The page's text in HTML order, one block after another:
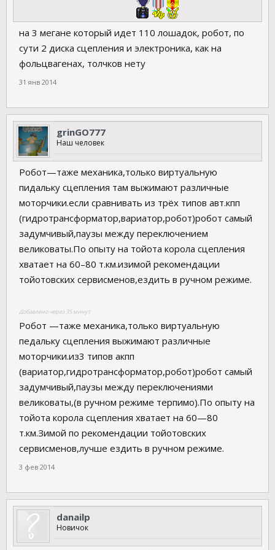
на 3 мегане который идет 110 лошадок, робот, по
сути 2 диска сцепления и электроника, как на
фольцвагенах, толчков нету
31 янв 2014
grinGO777
Наш человек
Робот—таже механика,только виртуальную
пидальку сцепления там выжимают различные
моторчики.если сравнивать из трёх типов авт.кпп
(гидротрансформатор,вариатор,робот)робот самый
задумчивый,паузы между переключением
великоваты.По опыту на тойота корола сцепления
хватает на 60–80 т.км.изимой рекомендации
тойотовских сервисменов,ездить в ручном режиме.
Добавлено через 35 минут
Робот —таже механика,только виртуальную
педальку сцепления выжимают различные
моторчики.из3 типов акпп
(вариатор,гидротрансформатор,робот)робот самый
задумчивый,паузы между переключениями
великоваты,(в ручном режиме терпимо).По опыту на
тойота корола сцепления хватает на 60—80
т.км.Зимой по рекомендации тойотовских
сервисменов,лучше ездить в ручном режиме.
3 фев 2014
danailp
Новичок